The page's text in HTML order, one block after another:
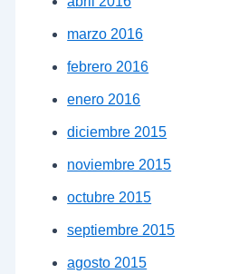
marzo 2016
febrero 2016
enero 2016
diciembre 2015
noviembre 2015
octubre 2015
septiembre 2015
agosto 2015